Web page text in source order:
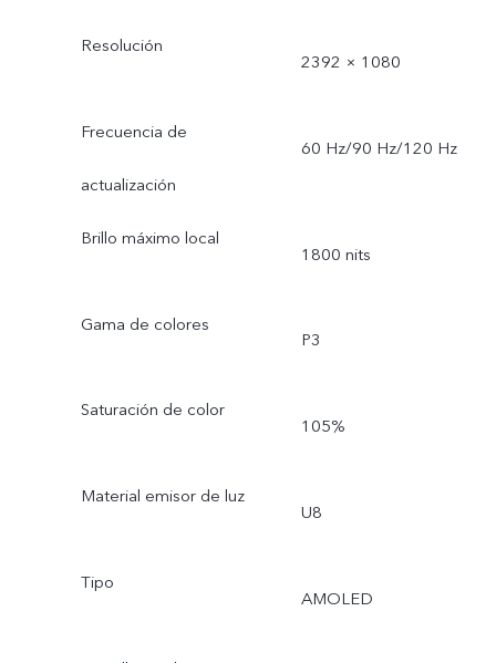
Resolución
2392 × 1080
Frecuencia de
actualización
60 Hz/90 Hz/120 Hz
Brillo máximo local
1800 nits
Gama de colores
P3
Saturación de color
105%
Material emisor de luz
U8
Tipo
AMOLED